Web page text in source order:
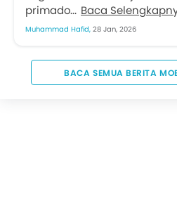
primadona dan trennya
diperkirakan berlanjut hingga
kendaraan gaya hidup, kini
SUV lebih...
Baca
Muhammad Hafid, 28 Jan, 2026
BERITA